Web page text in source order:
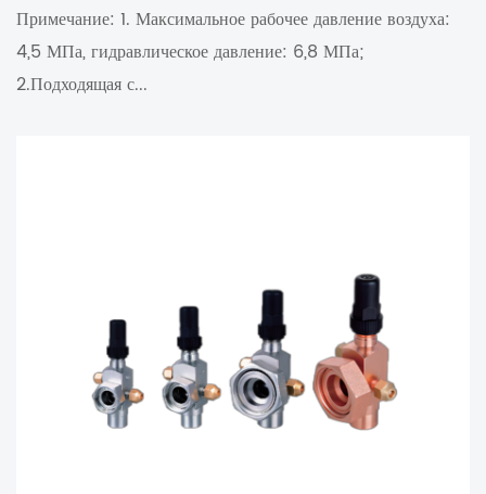
Примечание: 1. Максимальное рабочее давление воздуха:
4,5 МПа, гидравлическое давление: 6,8 МПа;
2.Подходящая с...